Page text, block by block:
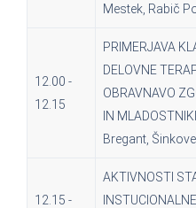
Mestek, Rabič
12.00 -
12.15
PRIMERJAVA
DELOVNE
OBRAVNAVO
IN
Bregant,
12.15 -
AKTIVNOSTI